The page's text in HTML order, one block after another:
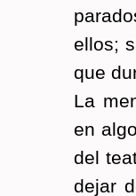
ellos;
que
La
en
del
dejar